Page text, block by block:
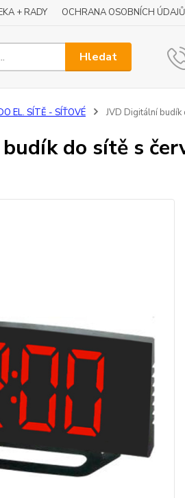
+ RADY OCHRANA OSOBNÍCH ÚDAJŮ
Hledat
EL. SÍTĚ - SÍŤOVÉ JVD Digitální budík
do sítě s